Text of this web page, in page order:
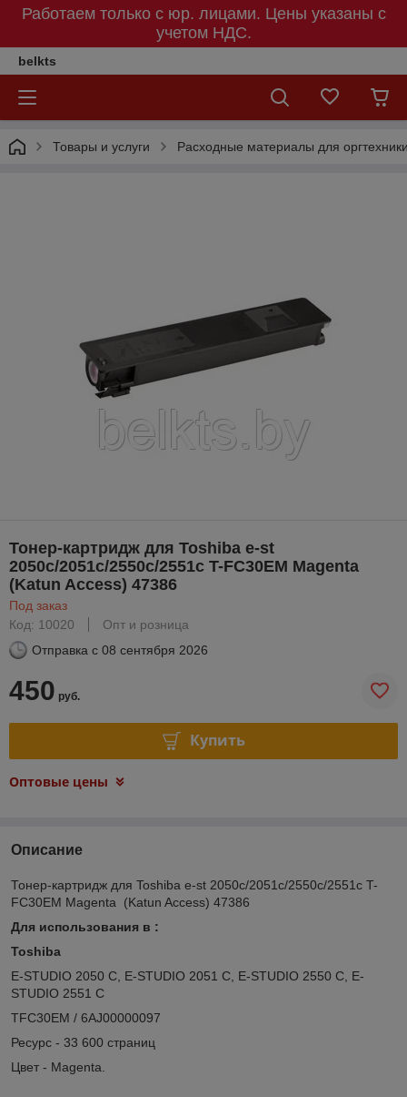
Работаем только с юр. лицами. Цены указаны c
учетом НДС.
belkts
Товары и услуги Расходные материалы для
Тонер-картридж для Toshiba e-st
2050c/2051c/2550c/2551c T-FC30EM Magenta
(Katun Access) 47386
Под заказ
Код: 10020
Опт и розница
Отправка с 08 сентября 2026
450 руб.
Купить
Оптовые цены
Описание
Тонер-картридж для Toshiba e-st 2050c/2051c/2550c/2551c T-
FC30EM Magenta (Katun Access) 47386
Для использования в :
Toshiba
E-STUDIO 2050 C, E-STUDIO 2051 C, E-STUDIO 2550 C, E-
STUDIO 2551 C
TFC30EM / 6AJ00000097
Ресурс - 33 600 страниц
Цвет - Magenta.